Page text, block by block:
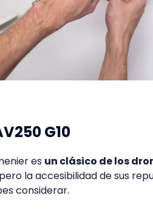
G10
es un clásico de los
la accesibilidad de sus
considerar.